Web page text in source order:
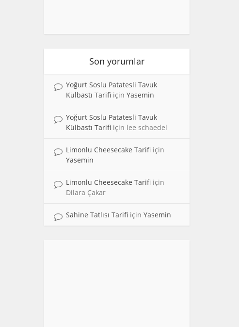
Son yorumlar
Yoğurt Soslu Patatesli Tavuk
Külbastı Tarifi için Yasemin
Yoğurt Soslu Patatesli Tavuk
Külbastı Tarifi için lee schaedel
Limonlu Cheesecake Tarifi için
Yasemin
Limonlu Cheesecake Tarifi için
Dilara Çakar
Sahine Tatlısı Tarifi için Yasemin